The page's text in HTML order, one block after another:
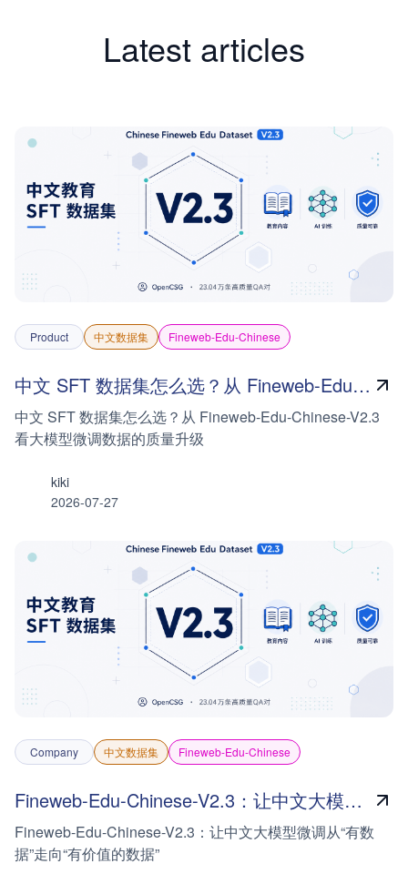
Latest articles
Product 中文数据集 Fineweb-Edu-Chinese
中文 SFT 数据集怎么选？从 Fineweb-Edu-Chinese-V2.3 看大模型微调数据的质量升级
中文 SFT 数据集怎么选？从 Fineweb-Edu-Chinese-V2.3
看大模型微调数据的质量升级
kiki
2026-07-27
Company 中文数据集 Fineweb-Edu-Chinese
Fineweb-Edu-Chinese-V2.3：让中文大模型微调从“有数据”走向“有价值的数据”
Fineweb-Edu-Chinese-V2.3：让中文大模型微调从“有数
据”走向“有价值的数据”